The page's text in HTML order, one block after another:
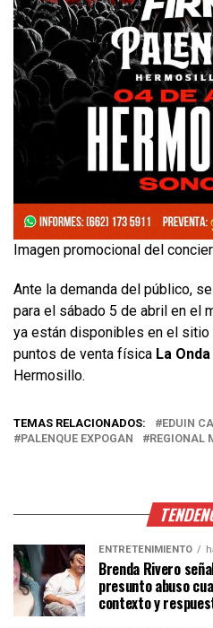
Imagen promocional del
Ante la demanda del público,
para el sábado 5 de abril en el
ya están disponibles en el sitio
puntos de venta física La
Hermosillo.
TEMAS RELACIONADOS: EDUIN
PALENQUE EXPOGAN
REGIONAL
ENTRETENIMIENTO
Brenda Rivero
presunto abuso
contexto y